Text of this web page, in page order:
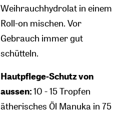
Weihrauchhydrolat in einem
Roll-on mischen. Vor
Gebrauch immer gut
schütteln.
Hautpflege-Schutz von
aussen:10 - 15 Tropfen
ätherisches Öl Manuka in 75